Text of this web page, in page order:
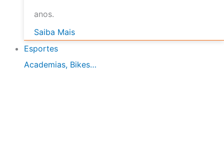
anos.
Saiba Mais
Esportes
Academias, Bikes…